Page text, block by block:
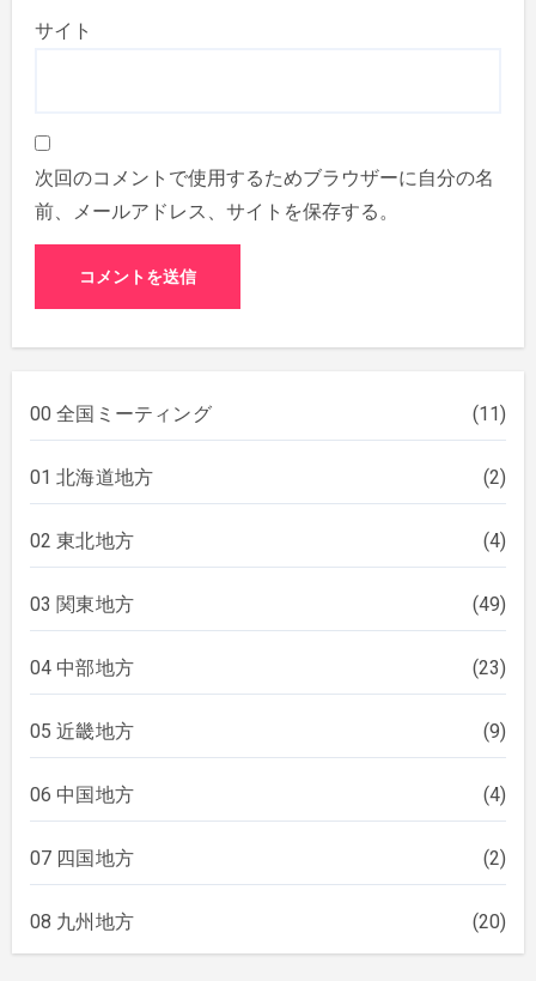
サイト
次回のコメントで使用するためブラウザーに自分の名
前、メールアドレス、サイトを保存する。
00 全国ミーティング (11)
01 北海道地方 (2)
02 東北地方 (4)
03 関東地方 (49)
04 中部地方 (23)
05 近畿地方 (9)
06 中国地方 (4)
07 四国地方 (2)
08 九州地方 (20)